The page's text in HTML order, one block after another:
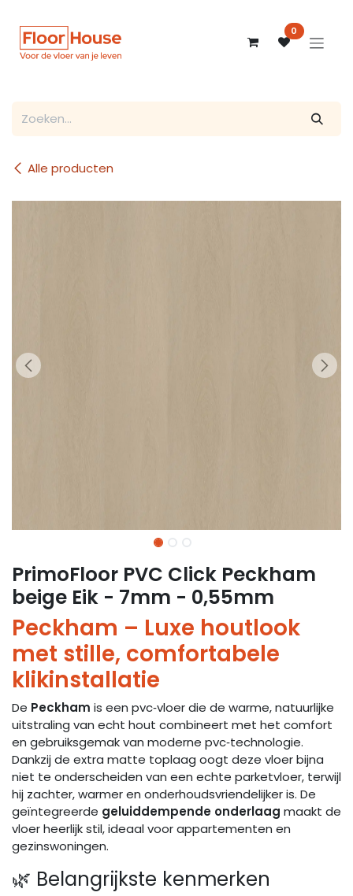
0
Alle producten
PrimoFloor PVC Click Peckham
beige Eik - 7mm - 0,55mm
Peckham – Luxe houtlook
met stille, comfortabele
klikinstallatie
De Peckham is een pvc‑vloer die de warme, natuurlijke
uitstraling van echt hout combineert met het comfort
en gebruiksgemak van moderne pvc‑technologie.
Dankzij de extra matte toplaag oogt deze vloer bijna
niet te onderscheiden van een echte parketvloer, terwijl
hij zachter, warmer en onderhoudsvriendelijker is. De
geïntegreerde geluiddempende onderlaag maakt de
vloer heerlijk stil, ideaal voor appartementen en
gezinswoningen.
🌿 Belangrijkste kenmerken